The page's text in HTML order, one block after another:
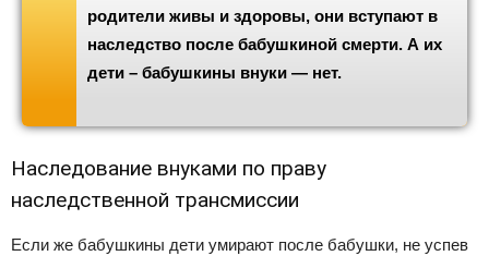
родители живы и здоровы, они вступают в
наследство после бабушкиной смерти. А их
дети – бабушкины внуки — нет.
Наследование внуками по праву
наследственной трансмиссии
Если же бабушкины дети умирают после бабушки, не успев